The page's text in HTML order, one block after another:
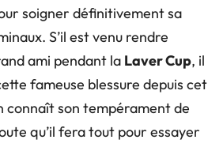
soigner définitivement sa
S’il est venu rendre
ami pendant la Laver Cup, il
fameuse blessure depuis cet
connaît son tempérament de
qu’il fera tout pour essayer